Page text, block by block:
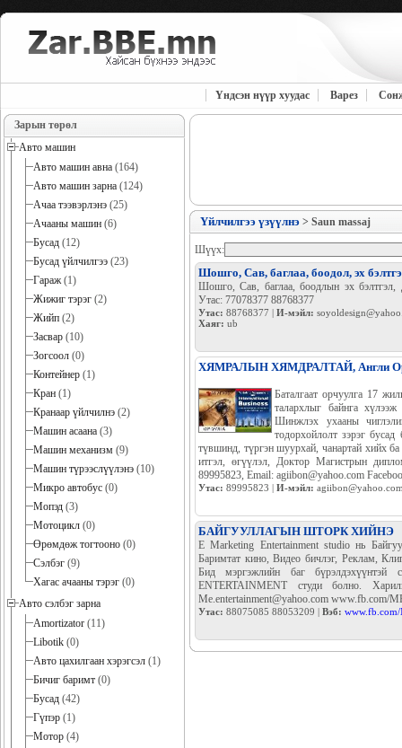
Үндсэн нүүр хуудас Варез
Зарын төрөл
Авто машин
Авто машин авна (164)
Авто машин зарна (124)
Ачаа тээвэрлэнэ (25)
Ачааны машин (6)
Бусад (12)
Бусад үйлчилгээ (23)
Гараж(1)
Жижиг тэрэг (2)
Жийп (2)
Засвар (10)
Зогсоол (0)
Контейнер (1)
Кран (1)
Кранаар үйлчилнэ (2)
Машин асаана (3)
Машин механизм (9)
Машин түрээслүүлэнэ (10)
Микро автобус (0)
Мопэд (3)
Мотоцикл (0)
Өрөмдөж тогтооно (0)
Сэлбэг (9)
Хагас ачааны тэрэг (0)
Авто сэлбэг зарна
Amortizator (11)
Libotik (0)
Авто цахилгаан хэрэгсэл (1)
Бичиг баримт (0)
Бусад (42)
Гүпэр (1)
Мотор (4)
Үйлчилгээ үзүүлнэ > Saun massaj
Шүүх:
Шошго, Сав, баглаа, боодол, эх
Шошго, Сав, баглаа, боодлын эх бэлтгэл,
Утас: 77078377 88768377
Утас: 88768377 | И-мэйл:
Хаяг: ub
ХЯМРАЛЫН ХЯМДРАЛТАЙ, Англи
Баталгаат орчуулга 17
талархлыг байнга
Шинжлэх ухааны
тодорхойлолт зэрэг
түвшинд, түргэн шуурхай, чанартай
итгэл, өгүүлэл, Доктор Магистрын
89995823, Email: agiibon@yahoo.com
Утас: 89995823 | И-мэйл:
БАЙГУУЛЛАГЫН ШТОРК ХИЙНЭ
E Marketing Entertainment studio нь
Баримтат кино, Видео бичлэг, Реклам,
Бид мэргэжлийн баг бүрэлдэхүүнтэй
ENTERTAINMENT студи болно.
Me.entertainment@yahoo.com www.fb.com/
Утас: 88075085 88053209 | Вэб: